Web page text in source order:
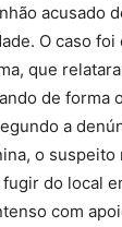
acusado
O caso
que
de forma
a
o
do local
com